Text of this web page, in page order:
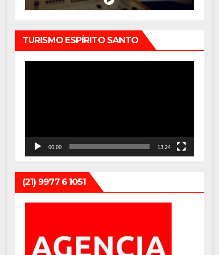
TURISMO ESPÍRITO SANTO
00:00 13:24
(21) 9977 6 1051